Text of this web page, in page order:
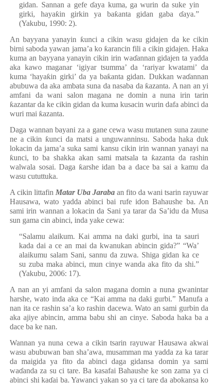
gidan. Sannan a gefeɗaya kuma, ga wurin da suke yin
girki, hayaƙin girkin ya baƙanta gidan gaba ɗaya.”
(Yakubu, 1990: 2).
An bayyana yanayin ƙunci a cikin wasu gidajen da ke cikin
birni saboda yawan jama’a ko ƙarancin fili a cikin gidajen. Haka
kuma an bayyana yanayin cikin irin waɗannan gidajen ta yadda
aka kawo maganar ‘igiyar tsumma’ da ‘rariyar kwatami’ da
kuma ‘hayaƙin girki’ da ya baƙanta gidan. Dukkan waɗannan
abubuwa da aka ambata suna da nasaba da ƙazanta. A nan an yi
amfani da wani salon magana ne domin a nuna irin tarin
ƙazantar da ke cikin gidan da kuma kusacin wurin dafa abinci da
wuri mai ƙazanta.
Daga wannan bayani za a gane cewa wasu mutanen suna zaune
ne a cikin ƙunci da matsi a unguwanninsu. Saboda haka duk
lokacin da jama’a suka sami kansu cikin irin wannan yanayi na
ƙunci, to ba shakka akan sami matsala ta ƙazanta da rashin
walwala sosai. Daga ƙarshe idan ba a dace ba sai a kamu da
wasu cututtuka.
A cikin littafin Matar Uba Jaraba an fito da wani tsarin rayuwar
Hausawa, wato yadda abinci bai rufe idon Bahaushe ba. An
sami irin wannan a lokacin da Sani ya tarar da Sa’idu da Musa
sun gama cin abinci, inda yake cewa:
“Salamu alaikum. Kai amma na daki gurbi, ina ta sauri
kada dai a ce an mai da kwanukan abincin gida?” “Wa’
alaikumu salam Sani, sannu da zuwa. Shiga gidan ka ce
su zuba maka abinci, mun cinye wanda aka fito da shi.”
(Yakubu, 2006: 17).
A nan an yi amfani da salon magana domin a nuna gwanintar
harshe, wato inda aka ce “Kai amma na daki gurbi.” Manufa a
nan ita ce rashin sa’a ko rashin dacewa. Wato an sami gurbin da
aka ajiye abincin, amma babu shi an cinye. Saboda haka ba a
dace ba ke nan.
Wannan ya nuna cewa a cikin tsarin rayuwar Hausawa akwai
wasu abubuwan ban sha’awa, musamman ma yadda za ka tarar
da maigida ya fito da abinci daga gidansa domin ya sami
waɗanda za su ci tare. Ba kasafai Bahaushe ke son zama ya ci
abinci shi kaɗai ba. Yawanci yakan so ya ci tare da abokansa ko